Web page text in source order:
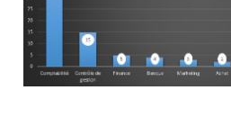
Carrières Juridiques
NOS LICENCES
Accueillir des stagiaires
Accueillir des alternants